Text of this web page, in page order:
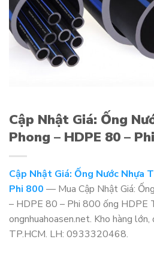
Cập Nhật Giá: Ống
Phong – HDPE 80 –
Cập Nhật Giá: Ống Nước Nhựa
Phi 800 — Mua Cập Nhật Giá:
– HDPE 80 – Phi 800 ống HDPE
ongnhuahoasen.net. Kho hàng lớn,
TP.HCM. LH: 0933320468.